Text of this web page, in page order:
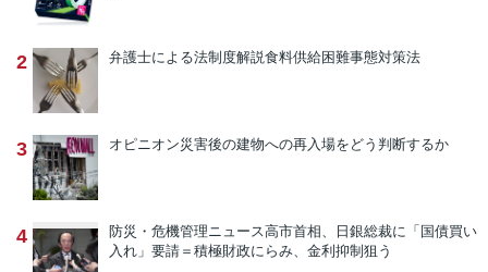
2 弁護士による法制度解説食料供給困難事態対策法
3 オピニオン災害後の建物への再入場をどう判断するか
4 防災・危機管理ニュース高市首相、日銀総裁に「国債買い
入れ」要請＝積極財政にらみ、金利抑制狙う